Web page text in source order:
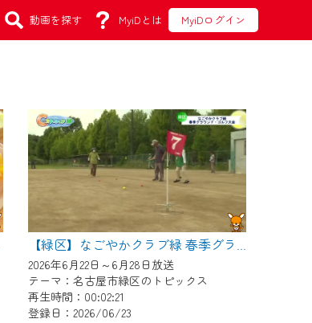
動画を探す MyiDとは MyiDログイン
【緑区】なごやかクラブ緑 春季グラウンド・ゴルフ大会
2026年6月22日～6月28日放送
テーマ：名古屋市緑区のトピックス
再生時間：00:02:21
登録日：2026/06/23